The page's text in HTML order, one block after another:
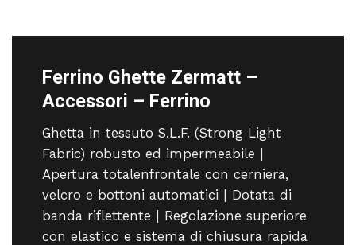
Ferrino Ghette Zermatt –
Accessori – Ferrino
Ghetta in tessuto S.L.F. (Strong Light
Fabric) robusto ed impermeabile |
Apertura totalenfrontale con cerniera,
velcro e bottoni automatici | Dotata di
banda riflettente | Regolazione superiore
con elastico e sistema di chiusura rapida